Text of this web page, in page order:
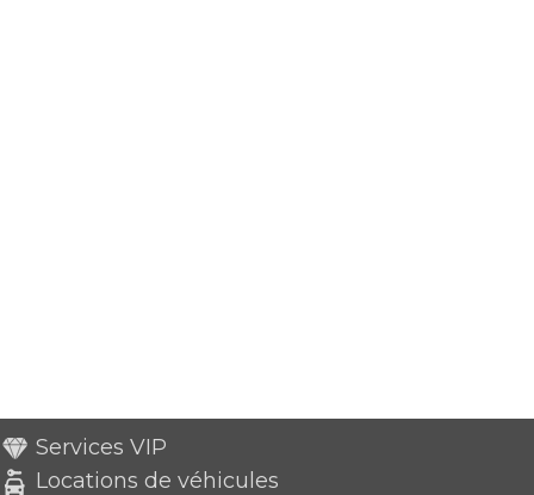
Services VIP
Locations de véhicules